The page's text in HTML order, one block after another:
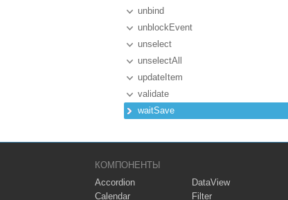
unbind
unblockEvent
unselect
unselectAll
updateItem
validate
waitSave
КОМПОНЕНТЫ
Accordion
Calendar
DataView
Filter